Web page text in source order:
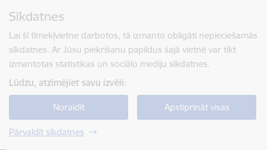
Sīkdatnes
Lai šī tīmekļvietne darbotos, tā izmanto obligāti nepieciešamās
sīkdatnes. Ar Jūsu piekrišanu papildus šajā vietnē var tikt
izmantotas statistikas un sociālo mediju sīkdatnes.
Lūdzu, atzīmējiet savu izvēli:
Noraidīt Apstiprināt visas
Pārvaldīt sīkdatnes